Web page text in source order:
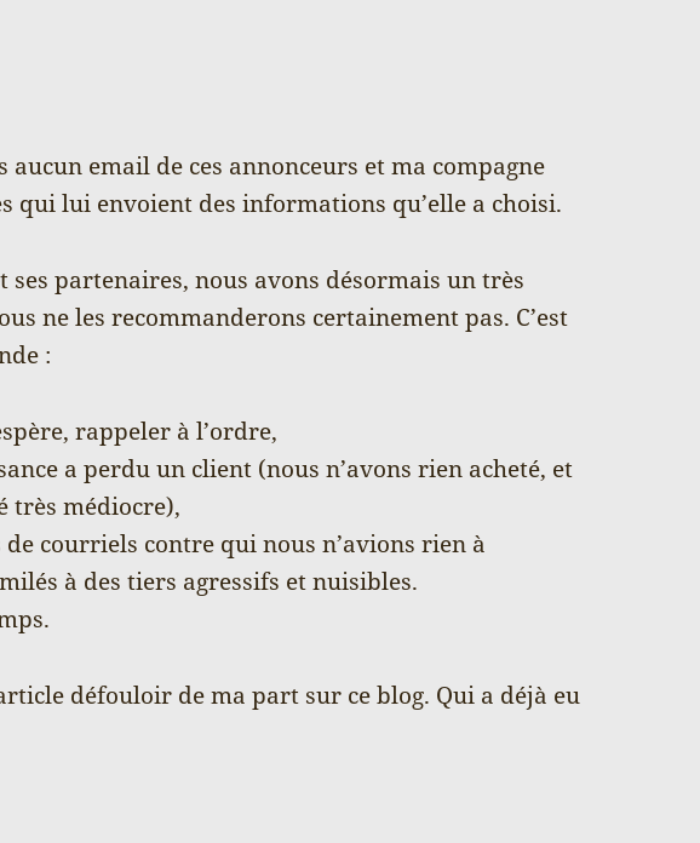
email de ces annonceurs et ma compagne
qui lui envoient des informations qu’elle a choisi.
partenaires, nous avons désormais un très
ne les recommanderons certainement pas. C’est
:
rappeler à l’ordre,
a perdu un client (nous n’avons rien acheté, et
très médiocre),
courriels contre qui nous n’avions rien à
à des tiers agressifs et nuisibles.
défouloir de ma part sur ce blog. Qui a déjà eu